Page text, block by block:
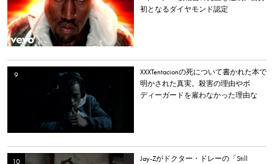
初となるダイヤモンド認定
XXXTentacionの死について書かれた本で
明かされた真実。殺害の理由やボ
ディーガードを雇わなかった理由な
Jay-Zがドクター・ドレーの「Still